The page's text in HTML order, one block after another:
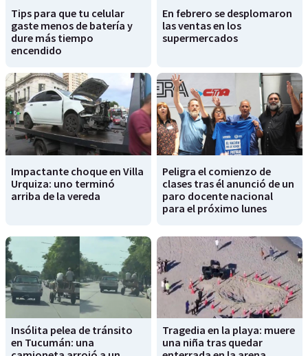
Tips para que tu celular
gaste menos de batería y
dure más tiempo
encendido
En febrero se desplomaron
las ventas en los
supermercados
Impactante choque en Villa
Urquiza: uno terminó
arriba de la vereda
Peligra el comienzo de
clases tras él anunció de un
paro docente nacional
para el próximo lunes
Insólita pelea de tránsito
en Tucumán: una
Tragedia en la playa: muere
una niña tras quedar